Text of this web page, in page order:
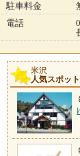
駐車料金
電話
米沢
人気スポッ